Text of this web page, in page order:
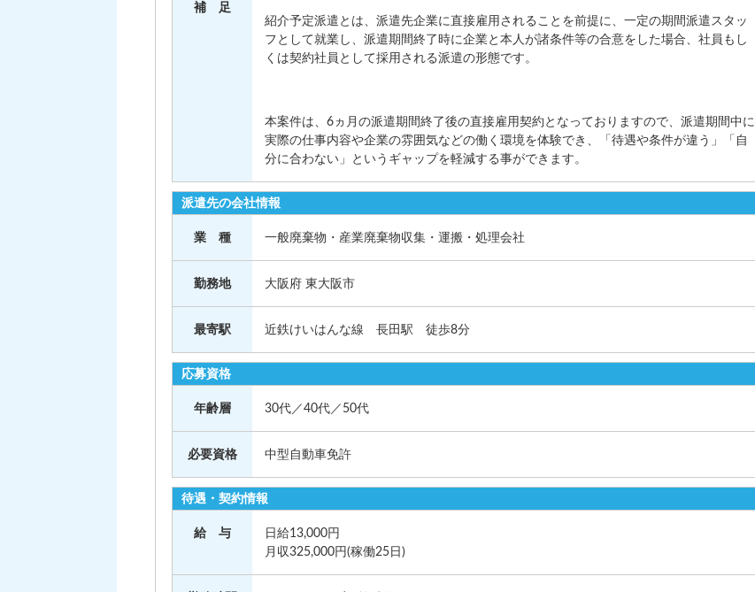
補 足
紹介予定派遣とは、派遣先企業に直接雇用されることを前提に、一定の期間派遣スタッ
フとして就業し、派遣期間終了時に企業と本人が諸条件等の合意をした場合、社員もし
くは契約社員として採用される派遣の形態です。
本案件は、6ヵ月の派遣期間終了後の直接雇用契約となっておりますので、派遣期間中に
実際の仕事内容や企業の雰囲気などの働く環境を体験でき、「待遇や条件が違う」「自
分に合わない」というギャップを軽減する事ができます。
派遣先の会社情報
業 種 一般廃棄物・産業廃棄物収集・運搬・処理会社
勤務地 大阪府 東大阪市
最寄駅 近鉄けいはんな線 長田駅 徒歩8分
応募資格
年齢層 30代／40代／50代
必要資格 中型自動車免許
待遇・契約情報
給 与
日給13,000円
月収325,000円(稼働25日)